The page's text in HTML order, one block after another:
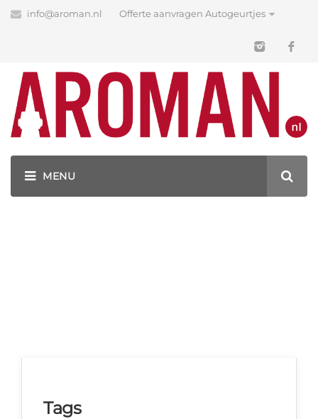
info@aroman.nl Offerte aanvragen Autogeurtjes
Blog
Latest News
GEURHANGERS BEDRUKKEN MET JOUW LOGO!
Tags